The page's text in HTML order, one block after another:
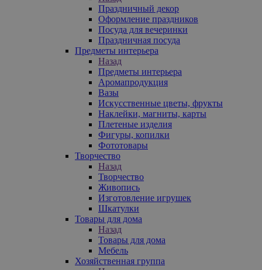
Праздничный декор
Оформление праздников
Посуда для вечеринки
Праздничная посуда
Предметы интерьера
Назад
Предметы интерьера
Аромапродукция
Вазы
Искусственные цветы, фрукты
Наклейки, магниты, карты
Плетеные изделия
Фигуры, копилки
Фототовары
Творчество
Назад
Творчество
Живопись
Изготовление игрушек
Шкатулки
Товары для дома
Назад
Товары для дома
Мебель
Хозяйственная группа